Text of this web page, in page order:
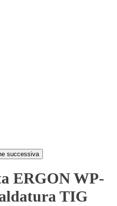
successiva
ERGON WP-
TIG